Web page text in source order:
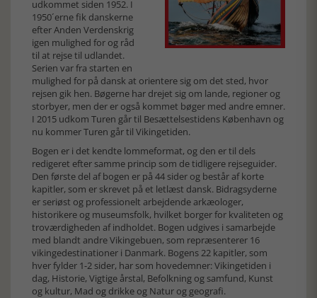
udkommet siden 1952. I
1950´erne fik danskerne
efter Anden Verdenskrig
igen mulighed for og råd
til at rejse til udlandet.
Serien var fra starten en
mulighed for på dansk at orientere sig om det sted, hvor
rejsen gik hen. Bøgerne har drejet sig om lande, regioner og
storbyer, men der er også kommet bøger med andre emner.
I 2015 udkom Turen går til Besættelsestidens København og
nu kommer Turen går til Vikingetiden.
Bogen er i det kendte lommeformat, og den er til dels
redigeret efter samme princip som de tidligere rejseguider.
Den første del af bogen er på 44 sider og består af korte
kapitler, som er skrevet på et letlæst dansk. Bidragsyderne
er seriøst og professionelt arbejdende arkæologer,
historikere og museumsfolk, hvilket borger for kvaliteten og
troværdigheden af indholdet. Bogen udgives i samarbejde
med blandt andre Vikingebuen, som repræsenterer 16
vikingedestinationer i Danmark. Bogens 22 kapitler, som
hver fylder 1-2 sider, har som hovedemner: Vikingetiden i
dag, Historie, Vigtige årstal, Befolkning og samfund, Kunst
og kultur, Mad og drikke og Natur og geografi.